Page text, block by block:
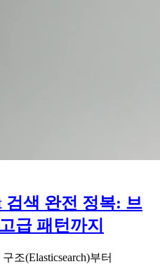
검색 완전 정복: 브
급 패턴까지
조(Elasticsearch)부터